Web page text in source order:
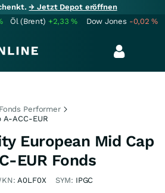
→ Jetzt Depot eröffnen
Öl (Brent) +2,33% Dow Jones -0,02%
Performer
A-ACC-EUR
European Mid Cap
EUR Fonds
A0LF0X SYM: IPGC